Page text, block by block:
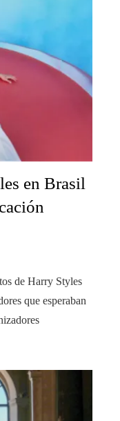
en Brasil
de Harry Styles
que esperaban